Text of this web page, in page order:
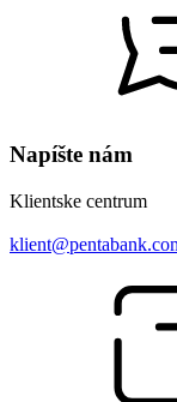
Napíšte nám
Klientske centrum